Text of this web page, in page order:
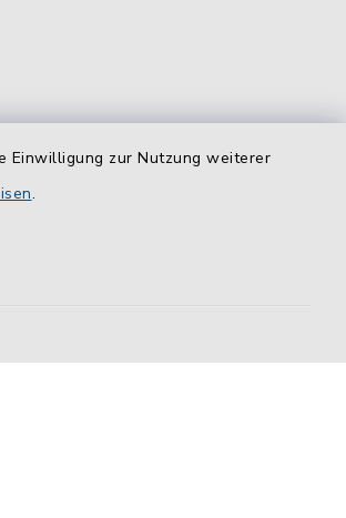
Einwilligung zur Nutzung weiterer
.